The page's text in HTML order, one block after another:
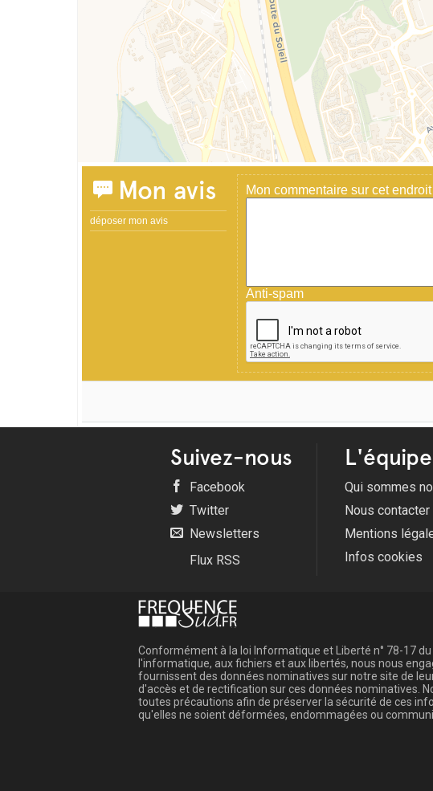
Mon avis
déposer mon avis
Mon commentaire sur cet endroit
Anti-spam
Suivez-nous
Facebook
Twitter
Newsletters
Flux RSS
L'équipe
Qui sommes
Nous contacter
Mentions
Infos cookies
Conformément à la loi Informatique et Liberté n° 78-17
l'informatique, aux fichiers et aux libertés, nous nous
fournissent des données nominatives sur notre site de
d'accès et de rectification sur ces données nominatives.
toutes précautions afin de préserver la sécurité de ces
qu'elles ne soient déformées, endommagées ou